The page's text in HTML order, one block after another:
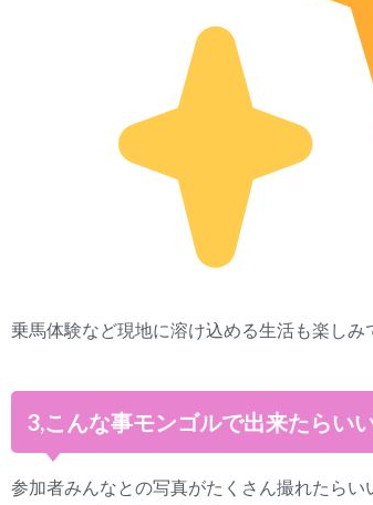
乗馬体験など現地に溶け込める生活も楽しみ
3,こんな事モンゴルで出来たらい
参加者みんなとの写真がたくさん撮れたら